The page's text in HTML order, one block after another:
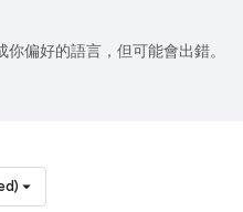
偏好的語言，但可能會出錯。